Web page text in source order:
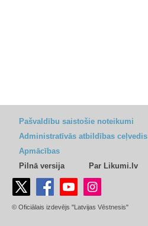
Pašvaldību saistošie noteikumi
Administratīvās atbildības ceļvedis
Apmācības
Pilnā versija
Par Likumi.lv
© Oficiālais izdevējs "Latvijas Vēstnesis"